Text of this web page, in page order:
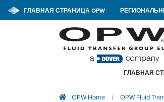
ГЛАВНАЯ СТРАНИЦА OPW
OPW Home | OPW Fluid
ГЛАВНАЯ